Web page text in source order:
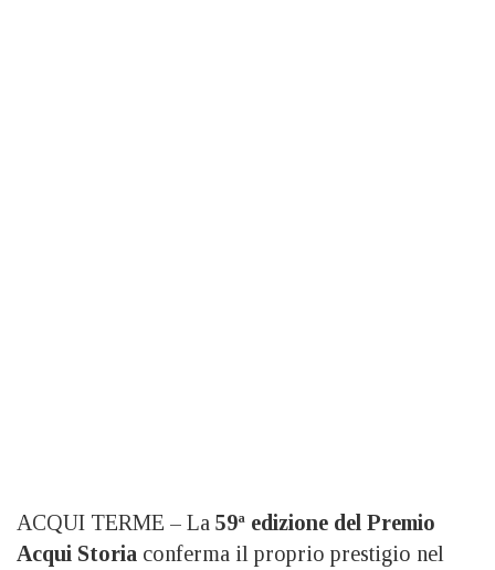
ACQUI TERME – La 59ª edizione del Premio
Acqui Storia conferma il proprio prestigio nel